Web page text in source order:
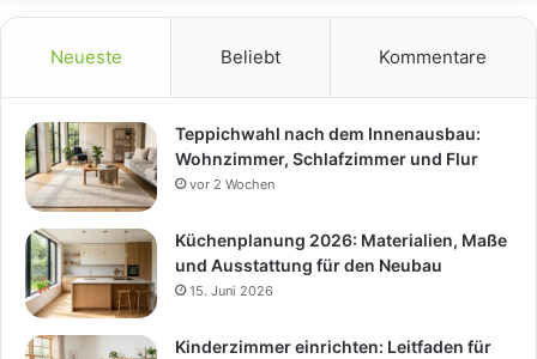
Neueste Beliebt Kommentare
Teppichwahl nach dem Innenausbau:
Wohnzimmer, Schlafzimmer und Flur
vor 2 Wochen
Küchenplanung 2026: Materialien, Maße
und Ausstattung für den Neubau
15. Juni 2026
Kinderzimmer einrichten: Leitfaden für